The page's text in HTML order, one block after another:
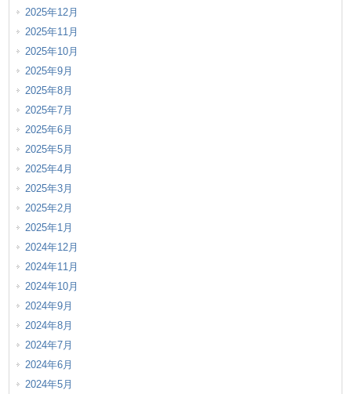
2025年12月
2025年11月
2025年10月
2025年9月
2025年8月
2025年7月
2025年6月
2025年5月
2025年4月
2025年3月
2025年2月
2025年1月
2024年12月
2024年11月
2024年10月
2024年9月
2024年8月
2024年7月
2024年6月
2024年5月